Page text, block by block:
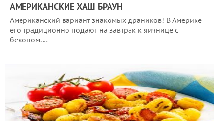
АМЕРИКАНСКИЕ ХАШ БРАУН
Американский вариант знакомых драников! В Америке
его традиционно подают на завтрак к яичнице с
беконом.…